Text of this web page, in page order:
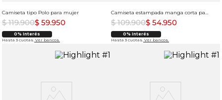
Camiseta tipo Polo para mujer
$ 119.900$ 59.950
0% Interés
Hasta 3 cuotas. Ver bancos.
Camiseta estampada manga corta para mujer
$ 109.900$ 54.950
0% Interés
Hasta 3 cuotas. Ver bancos.